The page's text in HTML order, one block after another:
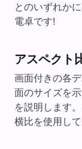
とのいずれか
電卓です!
アスペクト
画面付きの各
面のサイズを
を説明します
横比を使用し